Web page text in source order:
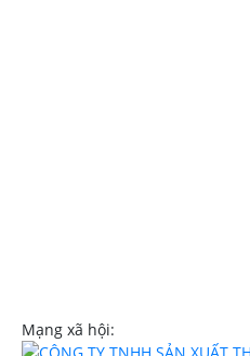
Mạng xã hội: